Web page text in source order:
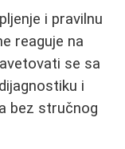
i pravilnu
reaguje na
se sa
i
bez stručnog